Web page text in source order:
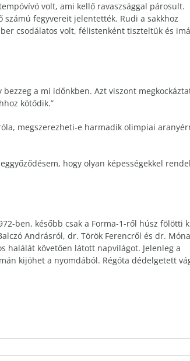
volt, ami kellő ravaszsággal párosult.
fegyvereit jelentették. Rudi a sakkhoz
csodálatos volt, félistenként tiszteltük és
a mi időnkben. Azt viszont
kötődik.”
megszerezheti-e harmadik olimpiai
hogy olyan képességekkel
ben, később csak a Forma-1-ről húsz fölötti
Andrásról, dr. Török Ferencről és dr. Móna
halálát követően látott napvilágot. Jelenleg a
kijöhet a nyomdából. Régóta dédelgetett